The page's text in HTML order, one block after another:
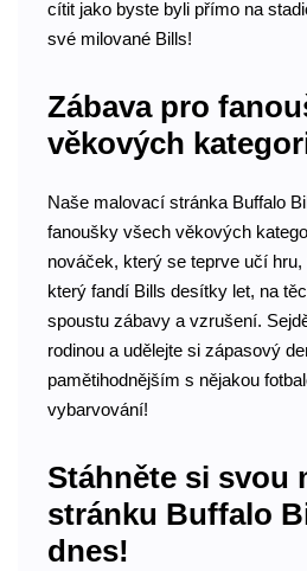
cítit jako byste byli přímo na
své milované Bills!
Zábava pro
věkových
Naše malovací stránka Buffalo
fanoušky všech věkových
nováček, který se teprve učí
který fandí Bills desítky let, na
spoustu zábavy a vzrušení.
rodinou a udělejte si zápasový
pamětihodnějším s nějakou
vybarvování!
Stáhněte si svou
stránku Buffalo
dnes!